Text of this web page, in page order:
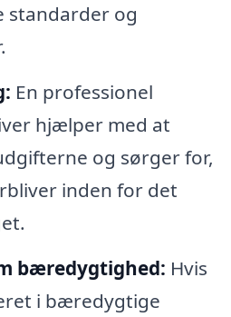
standarder og
En professionel
hjælper med at
og sørger for,
inden for det
bæredygtighed: Hvis
i bæredygtige